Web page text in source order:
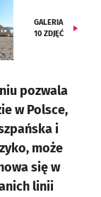
GALERIA
10 ZDJĘĆ
pozwala
w Polsce,
i
może
się w
linii